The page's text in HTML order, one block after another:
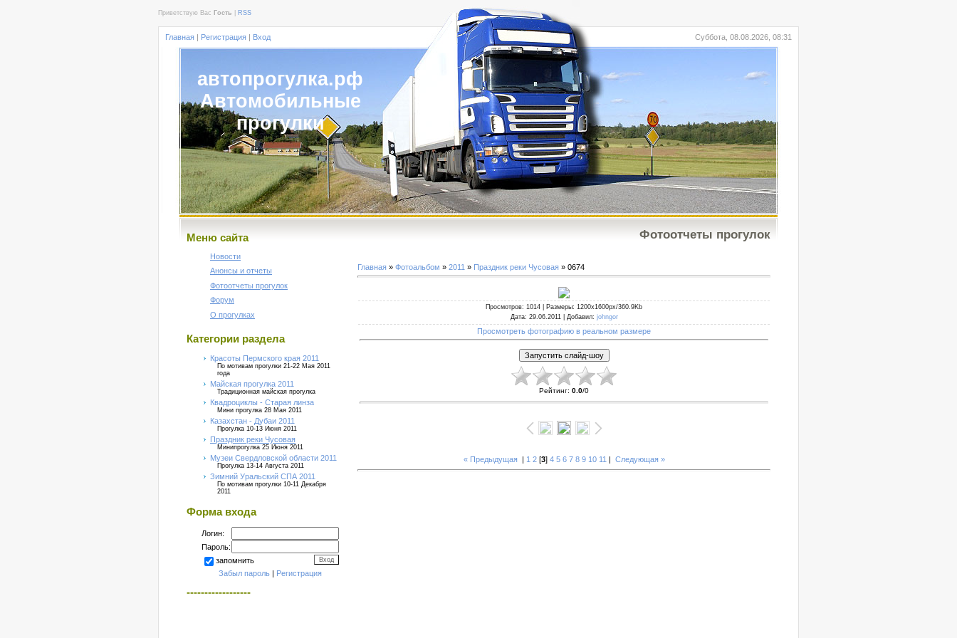
Приветствую Вас Гость RSS
Главная | Регистрация | Вход Суббота, 08.08.2026, 08:31
автопрогулка.рф
Автомобильные
прогулки
Меню сайта
Новости
Анонсы и отчеты
Фотоотчеты прогулок
Форум
О прогулках
Категории раздела
Красоты Пермского края 2011
По мотивам прогулки 21-22 Мая 2011
года
Майская прогулка 2011
Традиционная майская прогулка
Квадроциклы - Старая линза
Мини прогулка 28 Мая 2011
Казахстан - Дубаи 2011
Прогулка 10-13 Июня 2011
Праздник реки Чусовая
Минипрогулка 25 Июня 2011
Музеи Свердловской области 2011
Прогулка 13-14 Августа 2011
Зимний Уральский СПА 2011
По мотивам прогулки 10-11 Декабря
2011
Форма входа
Логин:
Пароль:
запомнить
Забыл пароль | Регистрация
------------------
Фотоотчеты прогулок
Главная » Фотоальбом » 2011 » Праздник реки Чусовая » 0674
Просмотров: 1014 | Размеры: 1200x1600px/360.9Kb
Дата: 29.06.2011 | Добавил: johngor
Просмотреть фотографию в реальном размере
Рейтинг: 0.0/0
« Предыдущая| 1 2[3] 4 5 6 7 8 9 10 11 | Следующая »